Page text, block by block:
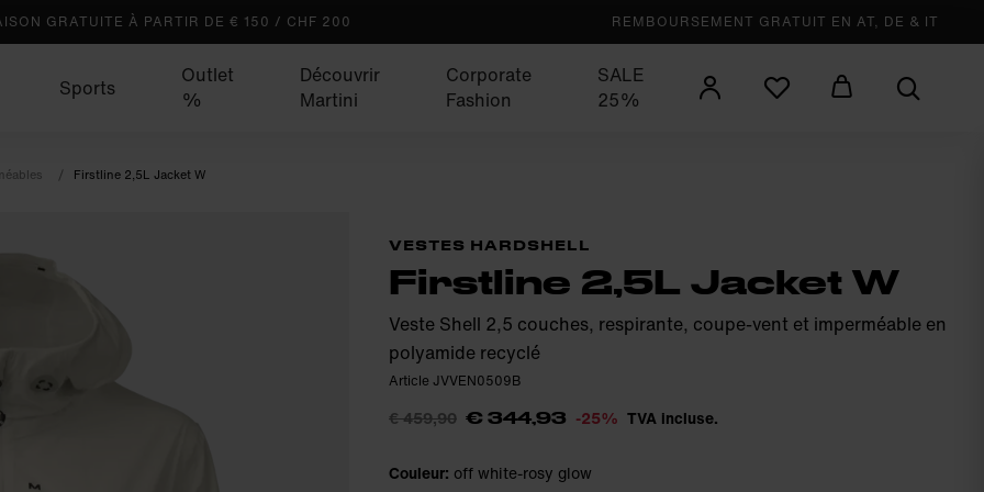
GRATUITE À PARTIR DE € 150 / CHF 200 REMBOURSEMENT GRATUIT EN AT, DE & IT
Sports
Outlet
%
Découvrir
Martini
Corporate
Fashion
SALE
25%
Firstline 2,5L Jacket W
VESTES HARDSHELL
Firstline 2,5L Jacket W
Veste Shell 2,5 couches, respirante, coupe-vent et imperméable en
polyamide recyclé
Article JVVEN0509B
€ 459,90 € 344,93 -25% TVA incluse.
Couleur: off white-rosy glow